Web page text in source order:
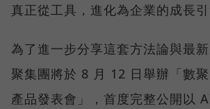
真正從工具，進化為企業的成長引
為了進一步分享這套方法論與最
聚集團將於 8 月 12 日舉辦「數
產品發表會」，首度完整公開以